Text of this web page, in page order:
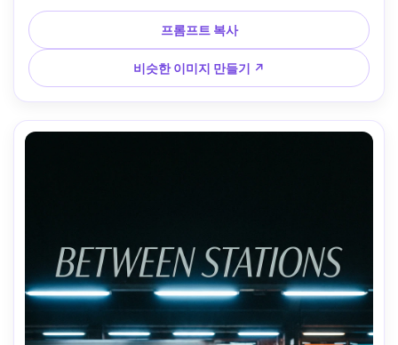
눈 마주치기, 위에 타이틀 안전 공간과 아래에 크레딧이 있는
깔끔한 구성, 85mm f/1.4로 촬영, 초현실적인 패브릭 디테일,
시네마틱 웜 그레이드, 프리미엄 포스터 룩 --ar 4:5
프롬프트 복사
비슷한 이미지 만들기 ↗